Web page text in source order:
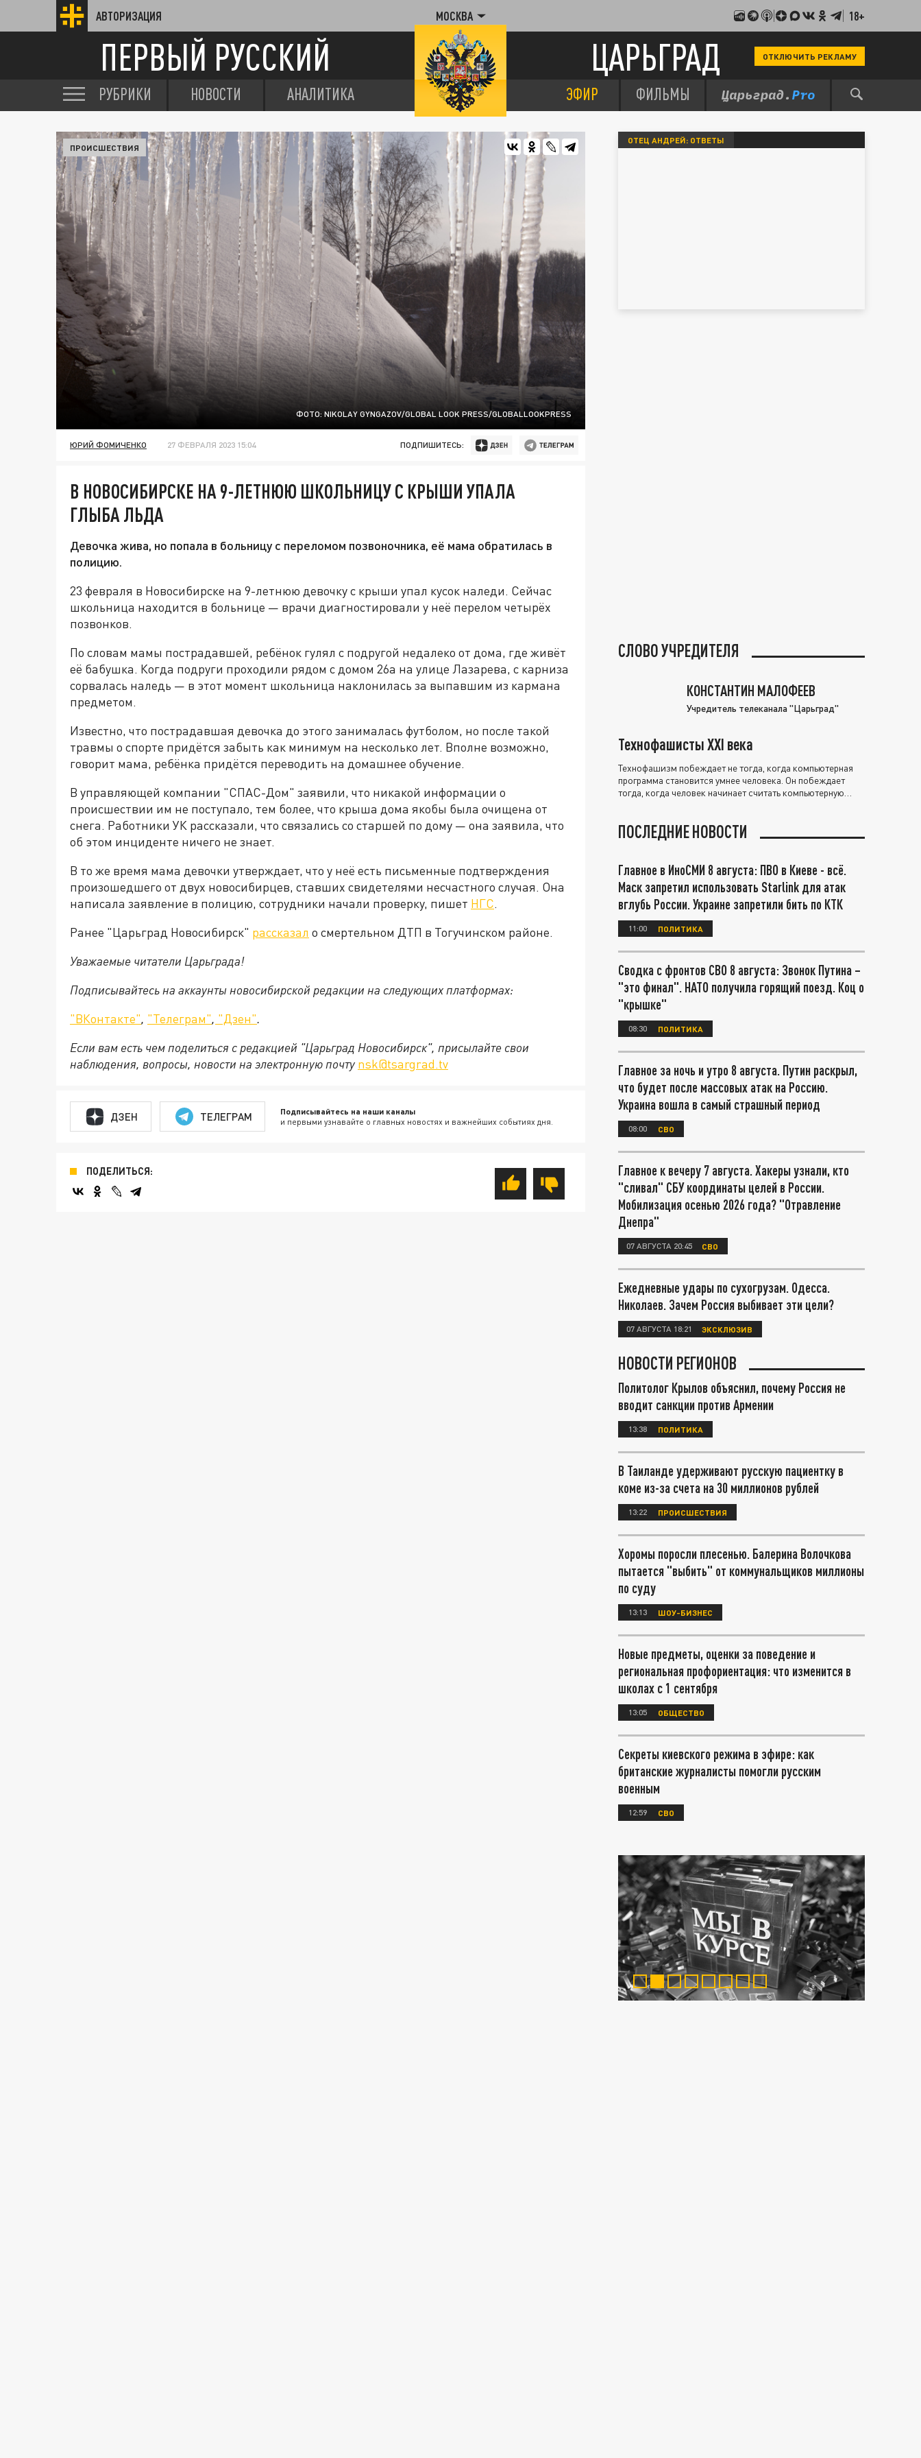
АВТОРИЗАЦИЯ МОСКВА 18+
ПЕРВЫЙ РУССКИЙ ЦАРЬГРАД ОТКЛЮЧИТЬ РЕКЛАМУ
РУБРИКИ НОВОСТИ АНАЛИТИКА ЭФИР ФИЛЬМЫ
ФОТО: NIKOLAY GYNGAZOV/GLOBAL LOOK PRESS/GLOBALLOOKPRESS
ПРОИСШЕСТВИЯ
ЮРИЙ ФОМИЧЕНКО 27 ФЕВРАЛЯ 2023 15:04 ПОДПИШИТЕСЬ:
В НОВОСИБИРСКЕ НА 9-ЛЕТНЮЮ ШКОЛЬНИЦУ С КРЫШИ УПАЛА
ГЛЫБА ЛЬДА
Девочка жива, но попала в больницу с переломом позвоночника, её мама обратилась в
полицию.
23 февраля в Новосибирске на 9-летнюю девочку с крыши упал кусок наледи. Сейчас
школьница находится в больнице — врачи диагностировали у неё перелом четырёх
позвонков.
По словам мамы пострадавшей, ребёнок гулял с подругой недалеко от дома, где живёт
её бабушка. Когда подруги проходили рядом с домом 26а на улице Лазарева, с карниза
сорвалась наледь — в этот момент школьница наклонилась за выпавшим из кармана
предметом.
Известно, что пострадавшая девочка до этого занималась футболом, но после такой
травмы о спорте придётся забыть как минимум на несколько лет. Вполне возможно,
говорит мама, ребёнка придётся переводить на домашнее обучение.
В управляющей компании "СПАС-Дом" заявили, что никакой информации о
происшествии им не поступало, тем более, что крыша дома якобы была очищена от
снега. Работники УК рассказали, что связались со старшей по дому — она заявила, что
об этом инциденте ничего не знает.
В то же время мама девочки утверждает, что у неё есть письменные подтверждения
произошедшего от двух новосибирцев, ставших свидетелями несчастного случая. Она
написала заявление в полицию, сотрудники начали проверку, пишет НГС.
Ранее "Царьград Новосибирск" рассказал о смертельном ДТП в Тогучинском районе.
Уважаемые читатели Царьграда!
Подписывайтесь на аккаунты новосибирской редакции на следующих платформах:
"ВКонтакте", "Телеграм", "Дзен".
Если вам есть чем поделиться с редакцией "Царьград Новосибирск", присылайте свои
наблюдения, вопросы, новости на электронную почту nsk@tsargrad.tv
ДЗЕН ТЕЛЕГРАМ Подписывайтесь на наши каналы
и первыми узнавайте о главных новостях и важнейших событиях дня.
ПОДЕЛИТЬСЯ:
ОТЕЦ АНДРЕЙ: ОТВЕТЫ
СЛОВО УЧРЕДИТЕЛЯ
КОНСТАНТИН МАЛОФЕЕВ
Учредитель телеканала "Царьград"
Технофашисты XXI века
Технофашизм побеждает не тогда, когда компьютерная
программа становится умнее человека. Он побеждает
тогда, когда человек начинает считать компьютерную
ПОСЛЕДНИЕ НОВОСТИ
Главное в ИноСМИ 8 августа: ПВО в Киеве - всё.
Маск запретил использовать Starlink для атак
вглубь России. Украине запретили бить по КТК
11:00 ПОЛИТИКА
Сводка с фронтов СВО 8 августа: Звонок Путина –
"это финал". НАТО получила горящий поезд. Коц о
"крышке"
08:30 ПОЛИТИКА
Главное за ночь и утро 8 августа. Путин раскрыл,
что будет после массовых атак на Россию.
Украина вошла в самый страшный период
08:00 СВО
Главное к вечеру 7 августа. Хакеры узнали, кто
"сливал" СБУ координаты целей в России.
Мобилизация осенью 2026 года? "Отравление
Днепра"
07 АВГУСТА 20:45 СВО
Ежедневные удары по сухогрузам. Одесса.
Николаев. Зачем Россия выбивает эти цели?
07 АВГУСТА 18:21 ЭКСКЛЮЗИВ
НОВОСТИ РЕГИОНОВ
Политолог Крылов объяснил, почему Россия не
вводит санкции против Армении
13:38 ПОЛИТИКА
В Таиланде удерживают русскую пациентку в
коме из-за счета на 30 миллионов рублей
13:22 ПРОИСШЕСТВИЯ
Хоромы поросли плесенью. Балерина Волочкова
пытается "выбить" от коммунальщиков миллионы
по суду
13:13 ШОУ-БИЗНЕС
Новые предметы, оценки за поведение и
региональная профориентация: что изменится в
школах с 1 сентября
13:05 ОБЩЕСТВО
Секреты киевского режима в эфире: как
британские журналисты помогли русским
военным
12:59 СВО